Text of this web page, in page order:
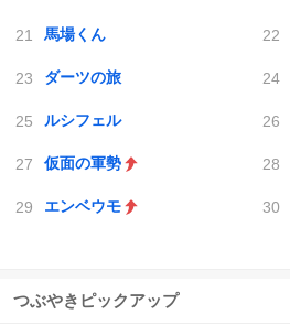
馬場くん
ダーツの旅
ルシフェル
仮面の軍勢
エンベウモ
つぶやきピックアップ